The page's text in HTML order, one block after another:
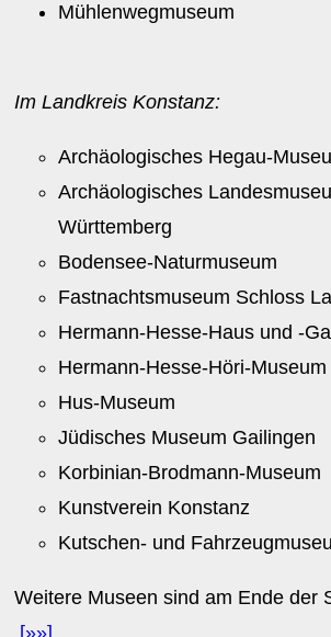
Mühlenwegmuseum
Im Landkreis Konstanz:
Archäologisches Hegau-
Archäologisches
Württemberg
Bodensee-Naturmuseum
Fastnachtsmuseum Schloss
Hermann-Hesse-Haus und -
Hermann-Hesse-Höri-Museum
Hus-Museum
Jüdisches Museum Gailingen
Korbinian-Brodmann-Museum
Kunstverein Konstanz
Kutschen- und
Weitere Museen sind am Ende der
[»»]